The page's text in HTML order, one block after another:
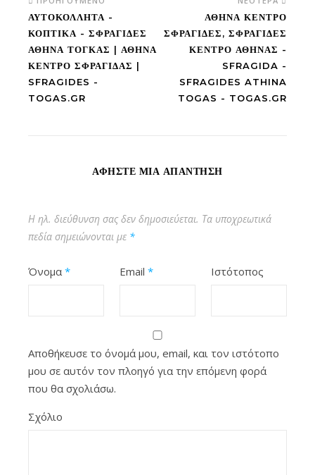
ΑΥΤΟΚΌΛΛΗΤΑ -
ΚΟΠΤΙΚΑ - ΣΦΡΑΓΊΔΕΣ
ΑΘΉΝΑ ΤΟΓΚΑΣ | ΑΘΉΝΑ
ΚΈΝΤΡΟ ΣΦΡΑΓΊΔΑΣ |
SFRAGIDES -
TOGAS.GR
ΑΘΉΝΑ ΚΈΝΤΡΟ
ΣΦΡΑΓΊΔΕΣ, ΣΦΡΑΓΊΔΕΣ
ΚΈΝΤΡΟ ΑΘΉΝΑΣ -
SFRAGIDA -
SFRAGIDES ATHINA
TOGAS - TOGAS.GR
ΑΦΉΣΤΕ ΜΙΑ ΑΠΆΝΤΗΣΗ
Η ηλ. διεύθυνση σας δεν δημοσιεύεται. Τα υποχρεωτικά
πεδία σημειώνονται με *
Όνομα * Email * Ιστότοπος
Αποθήκευσε το όνομά μου, email, και τον ιστότοπο
μου σε αυτόν τον πλοηγό για την επόμενη φορά
που θα σχολιάσω.
Σχόλιο